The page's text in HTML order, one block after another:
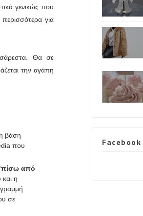
γενικώς που
για
Θα σε
την αγάπη
βάση
που
"πίσω από
η
σε
Facebook